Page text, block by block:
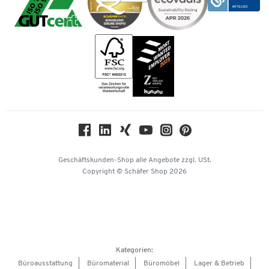
Vertrag widerrufen
Rufnummernüberblick
Impressum
Karriere
KinderHerz Zukunftsfonds
Barrierefreiheitserklärung
Bankeinzug
Geschäftskunden-Shop alle Angebote zzgl. USt.
Copyright © Schäfer Shop 2026
Kategorien:
Büroausstattung
Büromaterial Büromöbel Lager & Betrieb